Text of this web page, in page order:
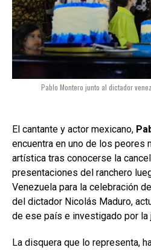
Pablo Montero junto al dictador
El cantante y actor mexicano,
encuentra en uno de los peores
artística tras conocerse la
presentaciones del ranchero
Venezuela para la celebración
del dictador Nicolás Maduro,
de ese país e investigado por la
La disquera que lo representa,